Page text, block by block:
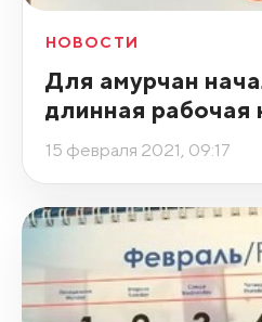
НОВОСТИ
Для амурчан
длинная рабочая
15 февраля 2021, 09:17